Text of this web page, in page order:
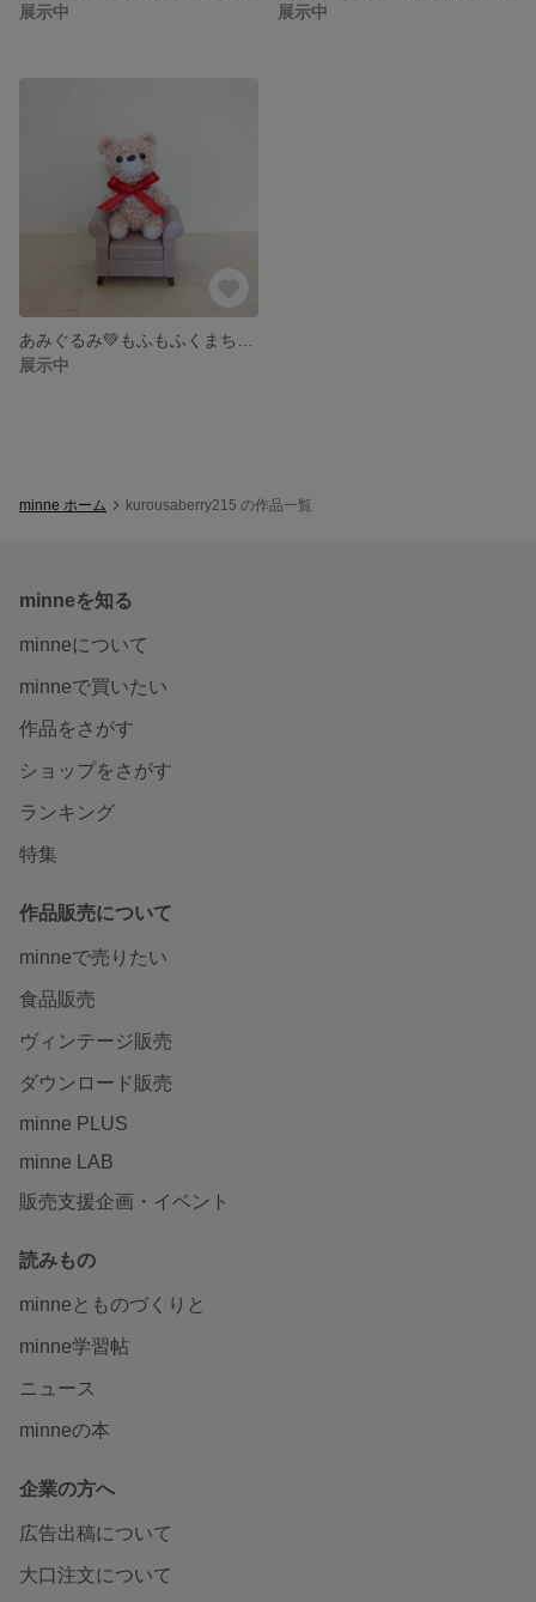
展示中
展示中
展示中
minne ホーム kurousaberry215 の作品一覧
minneを知る
minneについて
minneで買いたい
作品をさがす
ショップをさがす
ランキング
特集
作品販売について
minneで売りたい
食品販売
ヴィンテージ販売
ダウンロード販売
minne PLUS
minne LAB
販売支援企画・イベント
読みもの
minneとものづくりと
minne学習帖
ニュース
minneの本
企業の方へ
広告出稿について
大口注文について